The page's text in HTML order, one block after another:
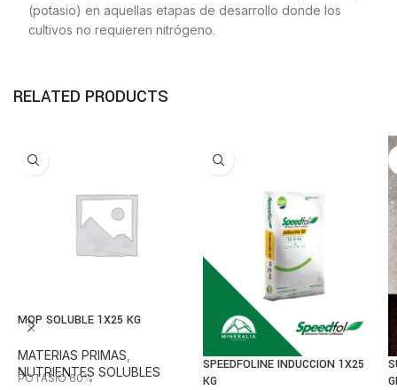
(potasio) en aquellas etapas de desarrollo donde los
cultivos no requieren nitrógeno.
RELATED PRODUCTS
MOP SOLUBLE 1X25 KG
MATERIAS PRIMAS
NUTRIENTES SOLUBLES
POTASIO 60%
SPEEDFOLINE INDUCCION 1X25
KG